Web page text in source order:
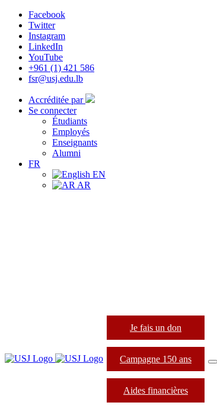
Facebook
Twitter
Instagram
LinkedIn
YouTube
+961 (1) 421 586
fsr@usj.edu.lb
Accréditée par
Se connecter
Étudiants
Employés
Enseignants
Alumni
FR
EN
AR
Je fais un don
Campagne 150 ans
Aides financières